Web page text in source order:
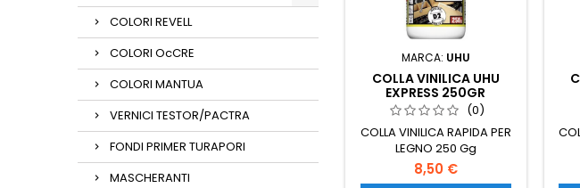
COLORI REVELL
COLORI OcCRE
COLORI MANTUA
VERNICI TESTOR/PACTRA
FONDI PRIMER TURAPORI
MASCHERANTI
MARCA: UHU
COLLA VINILICA UHU
EXPRESS 250GR
(0)
COLLA VINILICA RAPIDA PER
LEGNO 250 Gg
8,50 €